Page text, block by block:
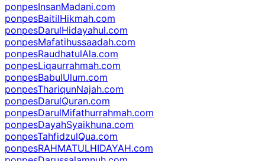
ponpesInsanMadani.com
ponpesBaitilHikmah.com
ponpesDarulHidayahul.com
ponpesMafatihussaadah.com
ponpesRaudhatulAla.com
ponpesLiqaurrahmah.com
ponpesBabulUlum.com
ponpesThariqunNajah.com
ponpesDarulQuran.com
ponpesDarulMifathurrahmah.com
ponpesDayahSyaikhuna.com
ponpesTahfidzulQua.com
ponpesRAHMATULHIDAYAH.com